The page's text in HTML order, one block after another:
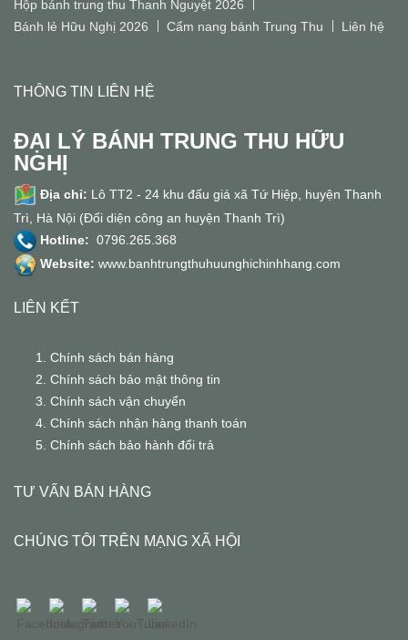
Hộp bánh trung thu Thanh Nguyệt 2026
Bánh lẻ Hữu Nghị 2026
Cẩm nang bánh Trung Thu Liên hệ
THÔNG TIN LIÊN HỆ
ĐẠI LÝ BÁNH TRUNG THU HỮU
NGHỊ
Địa chỉ: Lô TT2 - 24 khu đấu giá xã Tứ Hiệp, huyện Thanh
Trì, Hà Nội (Đối diện công an huyện Thanh Trì)
Hotline: 0796.265.368
Website: www.banhtrungthuhuunghichinhhang.com
LIÊN KẾT
Chính sách bán hàng
Chính sách bảo mật thông tin
Chính sách vận chuyển
Chính sách nhận hàng thanh toán
Chính sách bảo hành đổi trả
TƯ VẤN BÁN HÀNG
CHÚNG TÔI TRÊN MẠNG XÃ HỘI